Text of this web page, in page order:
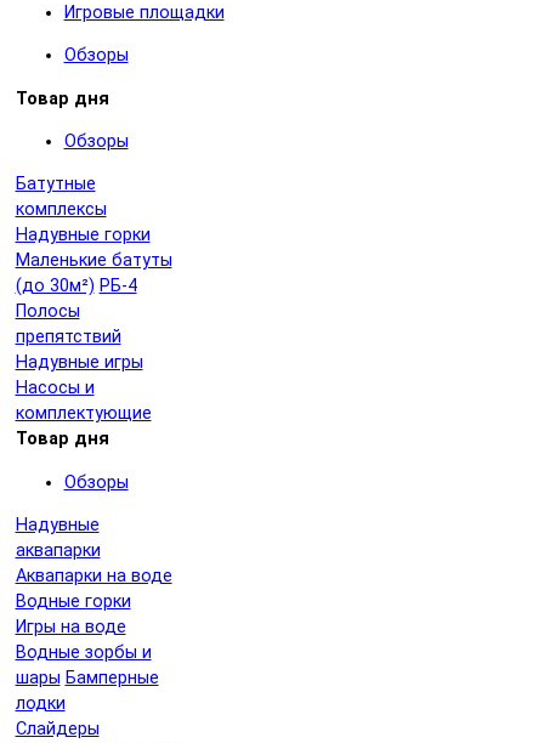
Игровые площадки
Обзоры
Товар дня
Обзоры
Батутные
комплексы
Надувные горки
Маленькие батуты
(до 30м²) РБ-4
Полосы
препятствий
Надувные игры
Насосы и
комплектующие
Товар дня
Обзоры
Надувные
аквапарки
Аквапарки на воде
Водные горки
Игры на воде
Водные зорбы и
шары Бамперные
лодки
Слайдеры